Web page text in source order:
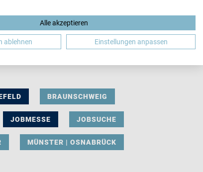
DE
BRAUNSCHWEIG
JOBMESSE JOBSUCHE
MÜNSTER | OSNABRÜCK
Alle akzeptieren
ablehnen Einstellungen anpassen